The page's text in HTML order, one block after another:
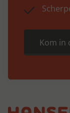
Kom in